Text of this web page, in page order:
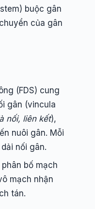
buộc gân
của gân
(FDS) cung
gân (vincula
nối, liên kết),
nuôi gân. Mỗi
nối gân.
bố mạch
mạch nhận
tán.